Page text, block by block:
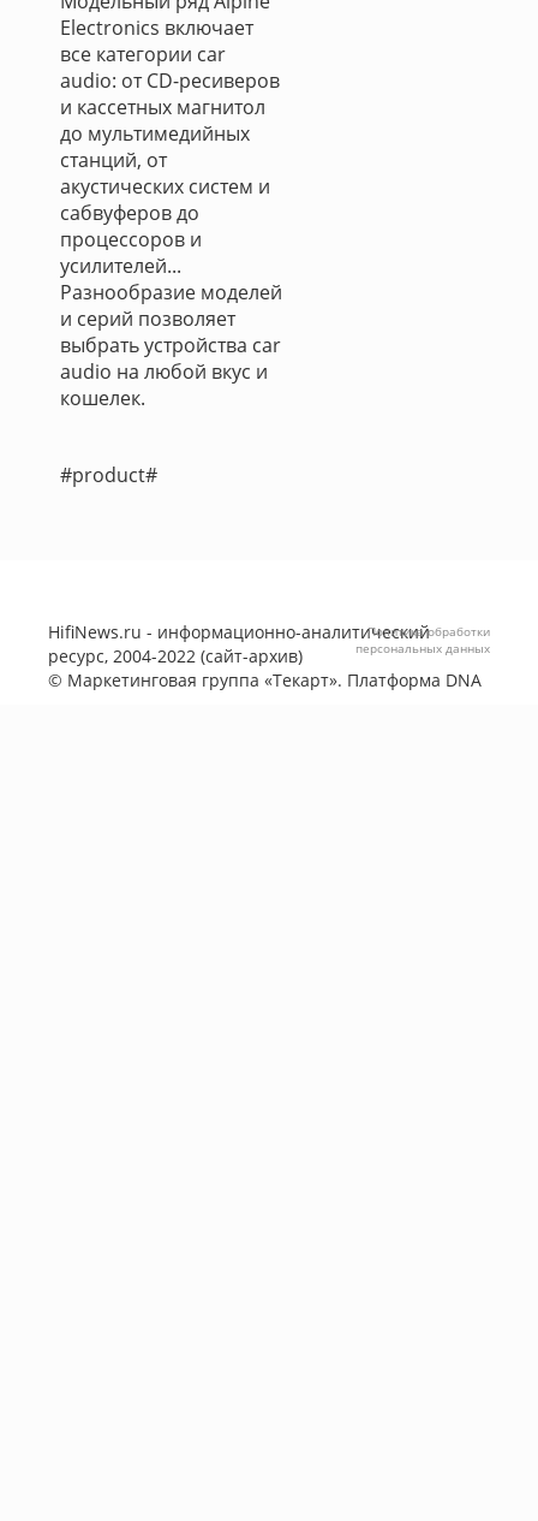
Electronics включает
все категории car
audio: от CD-ресиверов
и кассетных магнитол
до мультимедийных
станций, от
акустических систем и
сабвуферов до
процессоров и
усилителей...
Разнообразие моделей
и серий позволяет
выбрать устройства car
audio на любой вкус и
кошелек.
#product#
HifiNews.ru - информационно-аналитический
ресурс, 2004-2022 (сайт-архив)
© Маркетинговая группа «Текарт». Платформа DNA
Политика обработки
персональных данных